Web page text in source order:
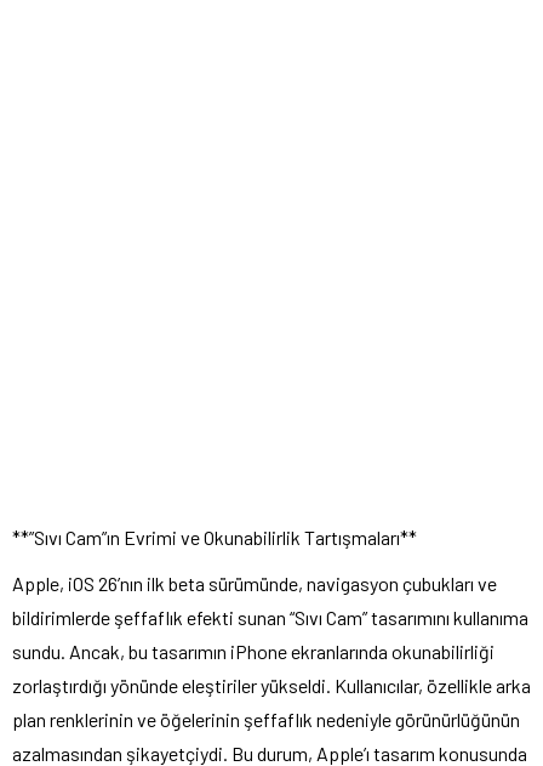
**”Sıvı Cam”ın Evrimi ve Okunabilirlik Tartışmaları**
Apple, iOS 26’nın ilk beta sürümünde, navigasyon çubukları ve
bildirimlerde şeffaflık efekti sunan “Sıvı Cam” tasarımını kullanıma
sundu. Ancak, bu tasarımın iPhone ekranlarında okunabilirliği
zorlaştırdığı yönünde eleştiriler yükseldi. Kullanıcılar, özellikle arka
plan renklerinin ve öğelerinin şeffaflık nedeniyle görünürlüğünün
azalmasından şikayetçiydi. Bu durum, Apple’ı tasarım konusunda